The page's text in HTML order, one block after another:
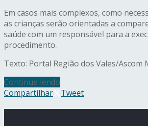
Em casos mais complexos, como
as crianças serão orientadas a
saúde com um responsável para a
procedimento.
Texto: Portal Região dos Vales/Ascom
Continue lendo
Compartilhar
Tweet